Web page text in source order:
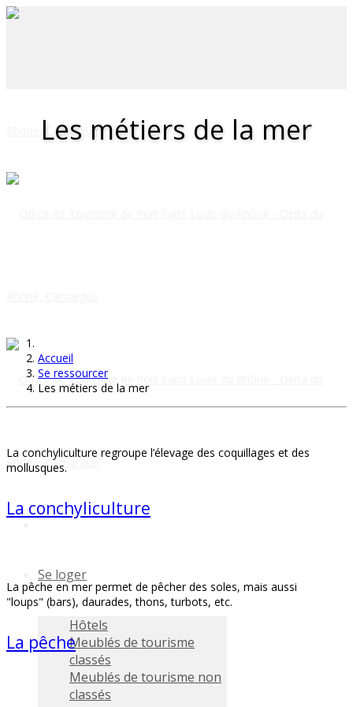
Se loger
Hôtels
Meublés de tourisme
classés
Meublés de tourisme non
classés
Les métiers de la mer
Accueil
Se ressourcer
Les métiers de la mer
La conchyliculture regroupe l’élevage des coquillages et des
mollusques.
La conchyliculture
La pêche en mer permet de pêcher des soles, mais aussi
"loups" (bars), daurades, thons, turbots, etc.
La pêche